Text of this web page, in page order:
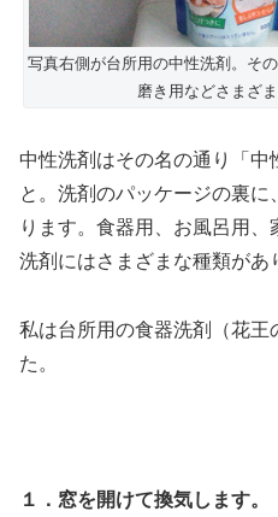
写真右側が台所用の中性洗剤。そ
磨き用などさまざ
中性洗剤はその名の通り「中
と。洗剤のパッケージの裏
ります。食器用、お風呂用
洗剤にはさまざまな種類があ
私は台所用の食器洗剤（花王
た。
１．窓を開けて換気します。